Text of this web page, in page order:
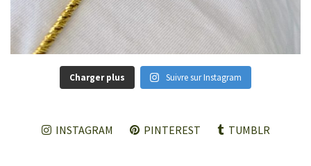
Charger plus Suivre sur Instagram
INSTAGRAM PINTEREST TUMBLR